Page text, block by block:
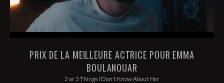
PRIX DE LA MEILLEURE ACTRICE POUR EMMA
BOULANOUAR
2 or 3 Things I Don't Know About Her